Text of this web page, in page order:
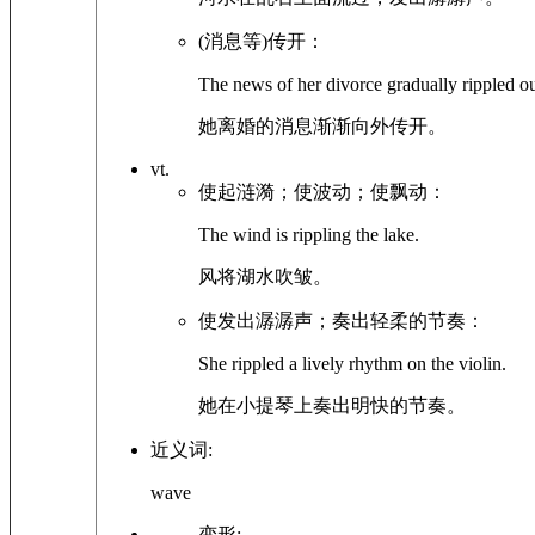
(消息等)传开：
The news of her divorce gradually rippled
她离婚的消息渐渐向外传开。
vt.
使起涟漪；使波动；使飘动：
The wind is rippling the lake.
风将湖水吹皱。
使发出潺潺声；奏出轻柔的节奏：
She rippled a lively rhythm on the violin.
她在小提琴上奏出明快的节奏。
近义词:
wave